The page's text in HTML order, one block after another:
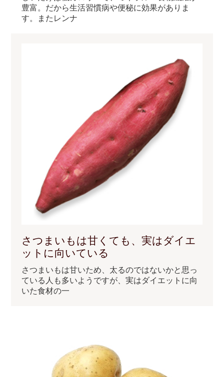
豊富。だから生活習慣病や便秘に効果がありま
す。またレンナ
さつまいもは甘くても、実はダイエ
ットに向いている
さつまいもは甘いため、太るのではないかと思っ
ている人も多いようですが、実はダイエットに向
いた食材の一